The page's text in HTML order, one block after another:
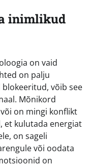
inimlikud
on vaid
on palju
blokeeritud, võib see
Mõnikord
on mingi konflikt
et kulutada energiat
on sageli
või oodata
on